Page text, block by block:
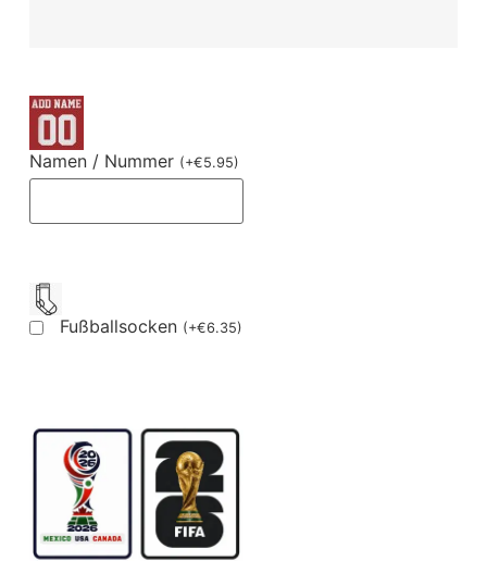
Namen / Nummer (+€5.95)
Fußballsocken (+€6.35)